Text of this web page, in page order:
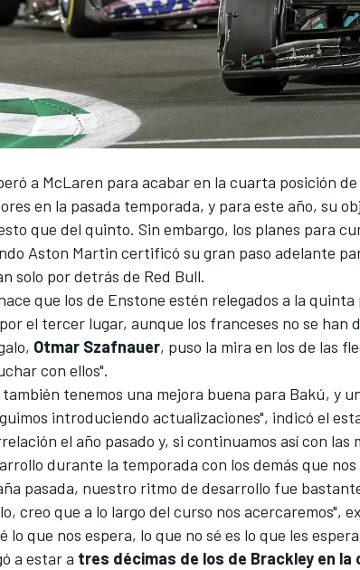
a McLaren para acabar en la cuarta posición
en la pasada temporada, y para este año, su
que del quinto. Sin embargo, los planes para
Aston Martin certificó su gran paso adelante
solo por detrás de Red Bull.
que los de Enstone estén relegados a la quinta
el tercer lugar, aunque los franceses no se han
Otmar Szafnauer, puso la mira en los de las
con ellos".
tenemos una mejora buena para Bakú, y
introduciendo actualizaciones", indicó el
el año pasado y, si continuamos así con las
durante la temporada con los demás que nos
pasada, nuestro ritmo de desarrollo fue
creo que a lo largo del curso nos acercaremos",
lo que nos espera, lo que no sé es lo que les
a estar a tres décimas de los de Brackley en la